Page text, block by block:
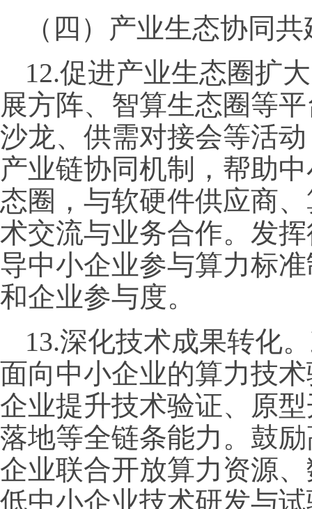
（四）产业生态协同
12.促进产业生态圈扩
展方阵、智算生态圈等
沙龙、供需对接会等活
产业链协同机制，帮助
态圈，与软硬件供应商
术交流与业务合作。发
导中小企业参与算力标
和企业参与度。
13.深化技术成果转化
面向中小企业的算力技
企业提升技术验证、原
落地等全链条能力。鼓
企业联合开放算力资源
低中小企业技术研发与